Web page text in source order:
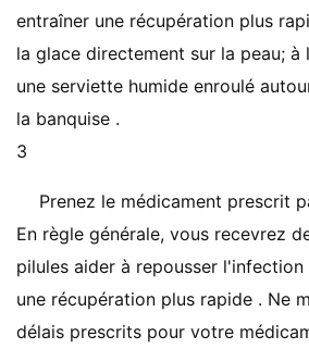
entraîner une récupération plus
la glace directement sur la peau; à
une serviette humide enroulé
la banquise .
3
Prenez le médicament prescrit
En règle générale, vous recevrez
pilules aider à repousser
une récupération plus rapide . Ne
délais prescrits pour votre